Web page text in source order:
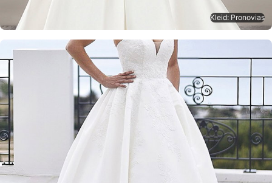
Kleid: Pronovias